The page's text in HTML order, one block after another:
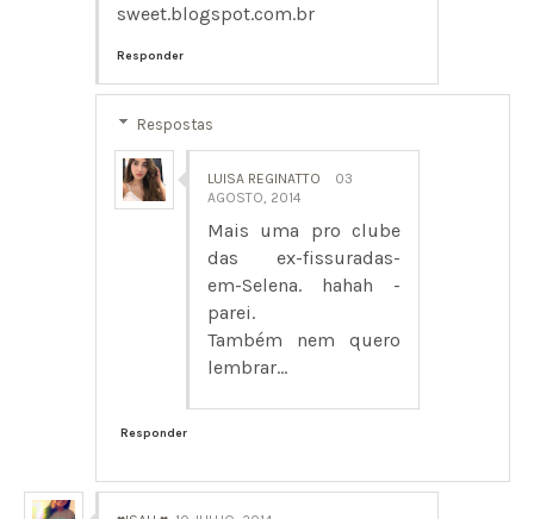
sweet.blogspot.com.br
Responder
Respostas
LUISA REGINATTO
03
AGOSTO, 2014
Mais uma pro clube
das ex-fissuradas-
em-Selena. hahah -
parei.
Também nem quero
lembrar...
Responder